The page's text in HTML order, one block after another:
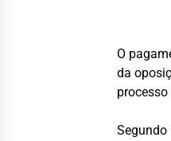
O
da
Segundo